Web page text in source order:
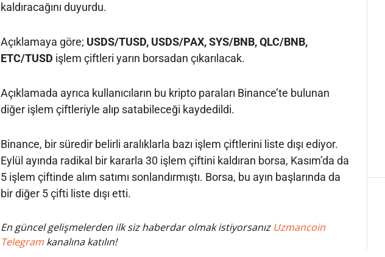
kaldıracağını duyurdu.
Açıklamaya göre; USDS/TUSD, USDS/PAX, SYS/BNB, QLC/BNB,
ETC/TUSD işlem çiftleri yarın borsadan çıkarılacak.
Açıklamada ayrıca kullanıcıların bu kripto paraları Binance’te bulunan
diğer işlem çiftleriyle alıp satabileceği kaydedildi.
Binance, bir süredir belirli aralıklarla bazı işlem çiftlerini liste dışı ediyor.
Eylül ayında radikal bir kararla 30 işlem çiftini kaldıran borsa, Kasım’da da
5 işlem çiftinde alım satımı sonlandırmıştı. Borsa, bu ayın başlarında da
bir diğer 5 çifti liste dışı etti.
En güncel gelişmelerden ilk siz haberdar olmak istiyorsanız Uzmancoin
Telegram kanalına katılın!